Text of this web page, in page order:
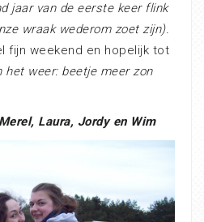
jaar van de eerste keer flink
wraak wederom zoet zijn).
fijn weekend en hopelijk tot
het weer: beetje meer zon
Laura, Jordy en Wim